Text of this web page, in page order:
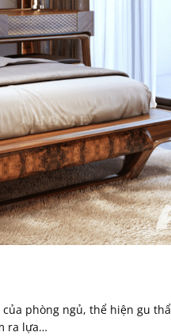
phòng ngủ, thể hiện gu
ra lựa…